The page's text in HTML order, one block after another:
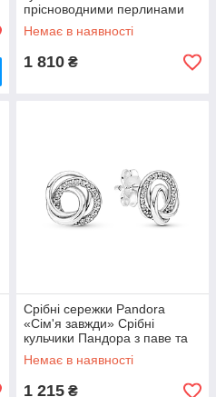
прісноводними перлинами
Срібні кульчики Пандора
Перлина Перлини
Немає в наявності
1 810 ₴
Срібні сережки Pandora
«Сім'я завжди» Срібні
кульчики Пандора з паве та
камінцями Родина назавжди
291076C01
Немає в наявності
1 215 ₴